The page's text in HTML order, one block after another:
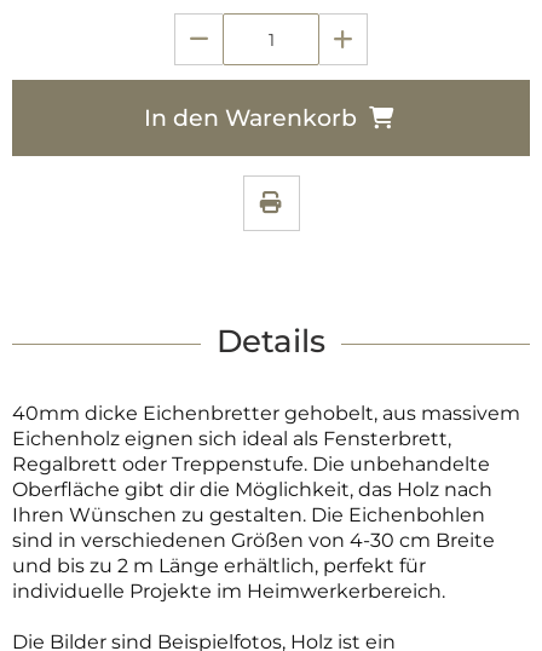
In den Warenkorb
Details
40mm dicke Eichenbretter gehobelt, aus massivem
Eichenholz eignen sich ideal als Fensterbrett,
Regalbrett oder Treppenstufe. Die unbehandelte
Oberfläche gibt dir die Möglichkeit, das Holz nach
Ihren Wünschen zu gestalten. Die Eichenbohlen
sind in verschiedenen Größen von 4-30 cm Breite
und bis zu 2 m Länge erhältlich, perfekt für
individuelle Projekte im Heimwerkerbereich.
Die Bilder sind Beispielfotos, Holz ist ein